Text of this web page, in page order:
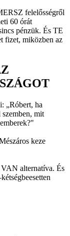
felelősségről
60 órát
pénzük. És TE
fizet, miközben az
„Róbert, ha
mit
keze
alternatíva. És